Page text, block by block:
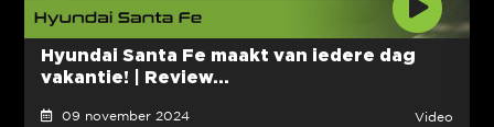
Hyundai Santa Fe maakt van iedere dag
vakantie! | Review...
09 november 2024 Video